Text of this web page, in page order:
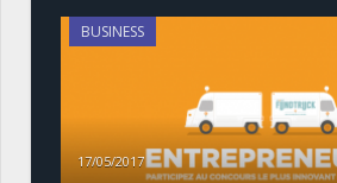
BUSINESS
17/05/2017